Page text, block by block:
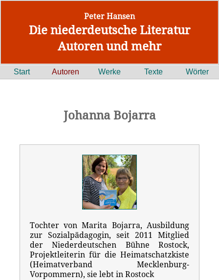
Peter Hansen
Die niederdeutsche Literatur
Autoren und mehr
Start Autoren Werke Texte Wörter
Johanna Bojarra
Tochter von Marita Bojarra, Ausbildung
zur Sozialpädagogin, seit 2011 Mitglied
der Niederdeutschen Bühne Rostock,
Projektleiterin für die Heimatschatzkiste
(Heimatverband Mecklenburg-
Vorpommern), sie lebt in Rostock